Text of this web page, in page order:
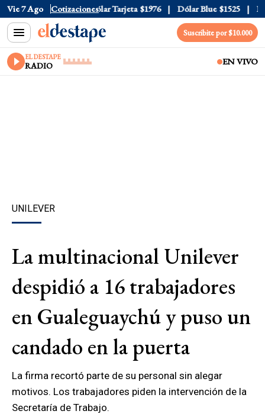
Vie 7 Ago Cotizaciones
Oficial $1520 Dólar Tarjeta $1976 Dólar Blue $1525
Suscribite por $10.000
EL DESTAPE
RADIO EN VIVO
UNILEVER
La multinacional Unilever
despidió a 16 trabajadores
en Gualeguaychú y puso un
candado en la puerta
La firma recortó parte de su personal sin alegar
motivos. Los trabajadores piden la intervención de la
Secretaría de Trabajo.